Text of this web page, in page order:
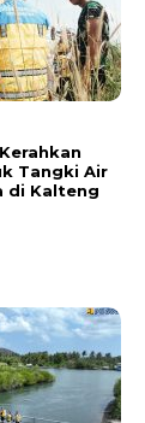
Tangki Air
di Kalteng